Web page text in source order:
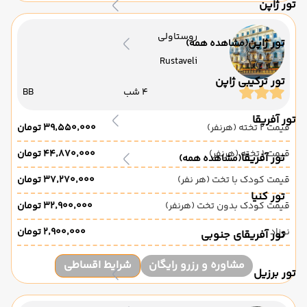
تور ژاپن
تور ژاپن(مشاهده همه)
تور ترکیبی ژاپن
تور آفریقا
تور آفریقا(مشاهده همه)
تور کنیا
تور آفریقای جنوبی
تور برزیل
روستاولی
Rustaveli
4 شب BB
قیمت 2 تخته (هرنفر)
۳۹٬۵۵۰٬۰۰۰ تومان
قیمت 1 تخته (هرنفر)
۴۴٬۸۷۰٬۰۰۰ تومان
قیمت کودک با تخت (هر نفر)
۳۷٬۲۷۰٬۰۰۰ تومان
قیمت کودک بدون تخت (هرنفر)
۳۲٬۹۰۰٬۰۰۰ تومان
نوزاد
۲٬۹۰۰٬۰۰۰ تومان
مشاوره و رزرو رایگان شرایط اقساطی